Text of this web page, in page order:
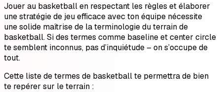
Jouer au basketball en respectant les règles et élaborer
une stratégie de jeu efficace avec ton équipe nécessite
une solide maîtrise de la terminologie du terrain de
basketball. Si des termes comme baseline et center circle
te semblent inconnus, pas d’inquiétude – on s’occupe de
tout.
Cette liste de termes de basketball te permettra de bien
te repérer sur le terrain :